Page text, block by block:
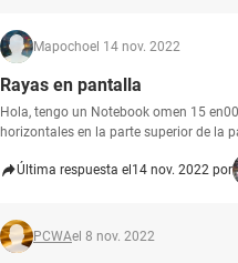
Mapochoel 14 nov. 2022
Rayas en pantalla
Hola, tengo un Notebook omen 15
horizontales en la parte superior de la
Última respuesta el 14 nov. 2022 por
PCWAel 8 nov. 2022